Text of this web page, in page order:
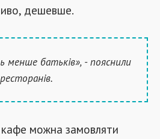
дешевше.
менше батьків», - пояснили
можна замовляти